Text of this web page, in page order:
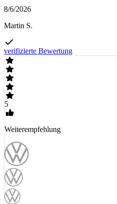
8/6/2026
Martin S.
verifizierte Bewertung
5
Weiterempfehlung